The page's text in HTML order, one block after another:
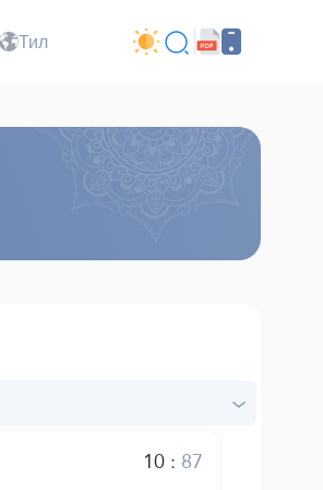
Тил
10: 87